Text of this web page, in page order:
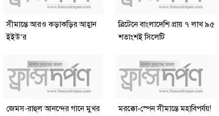
সীমান্তে আরও কড়াকড়ির আহ্বান
ইইউ’র
ব্রিটেনে বাংলাদেশি প্রায় ৭ লাখ ৯৫
শতাংশই সিলেটি
জেমস-রাহুল আনন্দের গানে মুখর
মরক্কো-স্পেন সীমান্তে মহাবিপর্যয়!